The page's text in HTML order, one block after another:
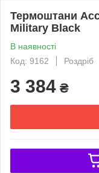
Термоштани
Military Black
В наявності
Код: 9162
Роздріб
3 384 ₴